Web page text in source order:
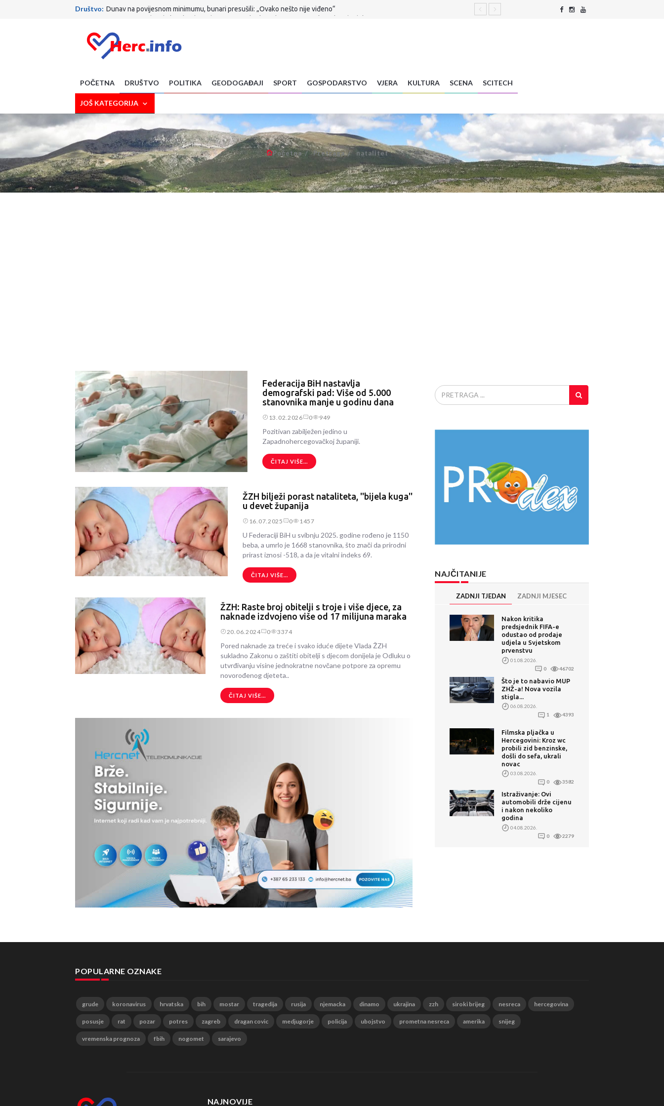
Društvo: Dunav na povijesnom minimumu, bunari presušili: „Ovako nešto nije viđeno“
Društvo: Kazne do 13.000 eura: Evo koje voće ne smijete unositi iz BiH u Hrvatsku
Društvo: Završeni radovi kod Vjesnika, promet se vraća u normalu
Društvo: AccuWeather najavljuje nove ljetne vrućine, pad temperatura tek za desetak dana
SciTech: Gasi se opcija na Gmailu koju koriste milijuni
Crna strana: TRAGEDIJA KOD MAKARSKE: Planinar preminuo na brdu Sutvid, druga osoba spašena
Sport:
POČETNA DRUŠTVO POLITIKA GEODOGAĐAJI SPORT GOSPODARSTVO VJERA KULTURA SCENA SCITECH
JOŠ KATEGORIJA
Početna Pretraga natalitet
Federacija BiH nastavlja
demografski pad: Više od 5.000
stanovnika manje u godinu dana
13.02.2026 0 949
Pozitivan zabilježen jedino u
Zapadnohercegovačkoj županiji.
ČITAJ VIŠE...
ŽZH bilježi porast nataliteta, ''bijela kuga''
u devet županija
16.07.2025 0 1457
U Federaciji BiH u svibnju 2025. godine rođeno je 1150
beba, a umrlo je 1668 stanovnika, što znači da prirodni
prirast iznosi -518, a da je vitalni indeks 69.
ČITAJ VIŠE...
ŽZH: Raste broj obitelji s troje i više djece, za
naknade izdvojeno više od 17 milijuna maraka
20.06.2024 0 3374
Pored naknade za treće i svako iduće dijete Vlada ŽZH
sukladno Zakonu o zaštiti obitelji s djecom donijela je Odluku o
utvrđivanju visine jednokratne novčane potpore za opremu
novorođenog djeteta..
ČITAJ VIŠE...
NAJČITANIJE
ZADNJI TJEDAN ZADNJI MJESEC
Nakon kritika
predsjednik FIFA-e
odustao od prodaje
udjela u Svjetskom
prvenstvu
01.08.2026.
0
46702
Što je to nabavio MUP
ZHŽ-a! Nova vozila
stigla...
06.08.2026.
1
4393
Filmska pljačka u
Hercegovini: Kroz wc
probili zid benzinske,
došli do sefa, ukrali
novac
03.08.2026.
0
3582
Istraživanje: Ovi
automobili drže cijenu
i nakon nekoliko
godina
04.08.2026.
0
2279
POPULARNE OZNAKE
grude koronavirus hrvatska bih mostar tragedija rusija njemacka dinamo ukrajina zzh siroki brijeg nesreca hercegovina
posusje rat pozar potres zagreb dragan covic medjugorje policija ubojstvo prometna nesreca amerika snijeg
vremenska prognoza fbih nogomet sarajevo
NAJNOVIJE